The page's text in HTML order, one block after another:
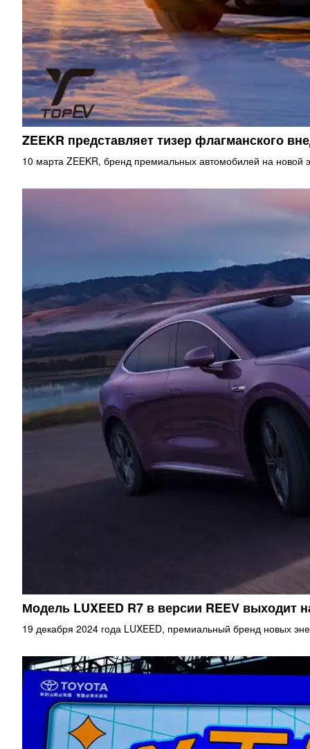
ZEEKR представляет тизер флагманского
10 марта ZEEKR, бренд премиальных автомобилей на новой
Модель LUXEED R7 в версии REEV выходит
19 декабря 2024 года LUXEED, премиальный бренд новых